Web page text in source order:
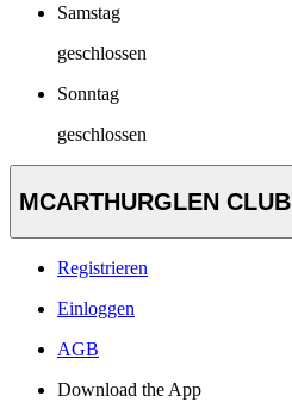
Samstag
geschlossen
Sonntag
geschlossen
MCARTHURGLEN CLUB
Registrieren
Einloggen
AGB
Download the App